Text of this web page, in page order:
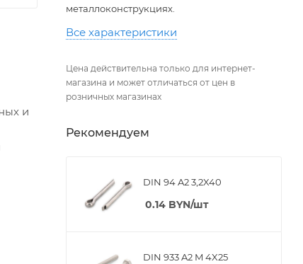
и
металлоконструкциях.
Все характеристики
Цена действительна только для интернет-
магазина и может отличаться от цен в
розничных магазинах
Рекомендуем
DIN 94 A2 3,2X40
0.14 BYN/шт
DIN 933 A2 M 4X25